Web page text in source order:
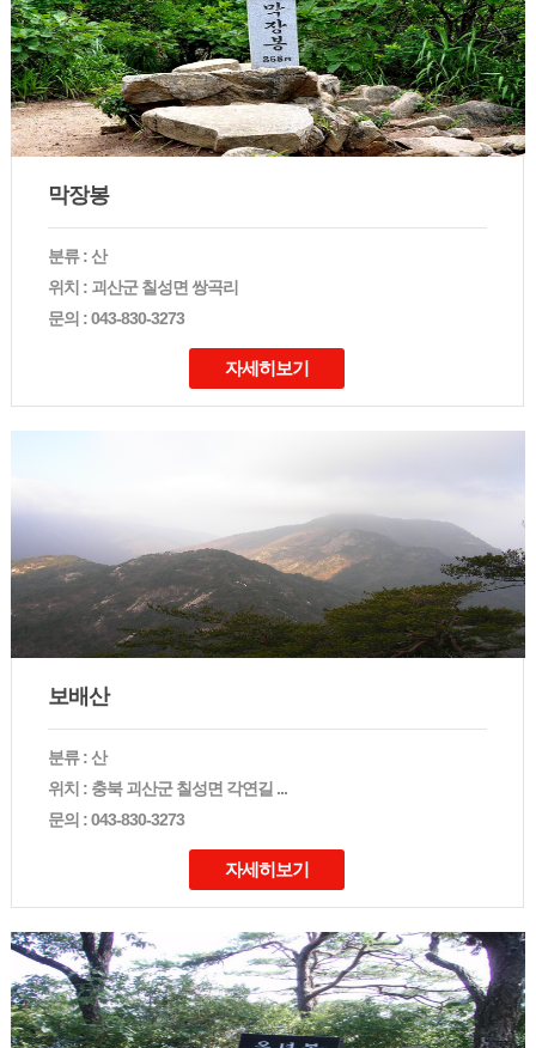
막장봉
분류 : 산
위치 : 괴산군 칠성면 쌍곡리
문의 : 043-830-3273
자세히보기
보배산
분류 : 산
위치 : 충북 괴산군 칠성면 각연길 ...
문의 : 043-830-3273
자세히보기